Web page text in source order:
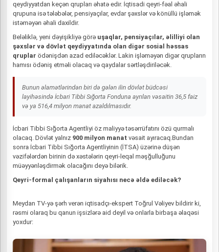
qeydiyyatdan keçən qrupları əhatə edir. İqtisadi qeyri-fəal əhali
qrupuna isə tələbələr, pensiyaçılar, evdar şəxslər və könüllü işləmək
istəməyən əhali daxildir.
Beləliklə, yeni dəyişikliyə görə uşaqlar, pensiyaçılar, əlilliyi olan
şəxslər və dövlət qeydiyyatında olan digər sosial həssas
qruplar ödənişdən azad ediləcəklər. Lakin işləməyən digər qrupların
hamısı ödəniş etməli olacaq və qaydalar sərtləşdiriləcək.
Bunun əlamətlərindən biri də gələn ilin dövlət büdcəsi
layihəsində İcbari Tibbi Sığorta Fonduna ayrılan vəsaitin 36,5 faiz
və ya 516,4 milyon manat azaldılmasıdır.
İcbari Tibbi Sığorta Agentliyi öz maliyyə təsərrüfatını özü qurmalı
olacaq. Dövlət yalnız 900 milyon manat vəsait ayıracaq.Bundan
sonra İcbari Tibbi Sığorta Agentliyinin (İTSA) üzərinə düşən
vəzifələrdən birinin də xəstələrin qeyri-leqal məşğulluğunu
müəyyənləşdirmək olacağını deyə bilərik.
Qeyri-formal çalışanların siyahısı necə əldə ediləcək?
Meydan TV-yə şərh verən iqtisadçı-ekspert Toğrul Vəliyev bildirir ki,
rəsmi olaraq bu qanun işsizlərə aid deyil və onlarla birbaşa əlaqəsi
yoxdur: